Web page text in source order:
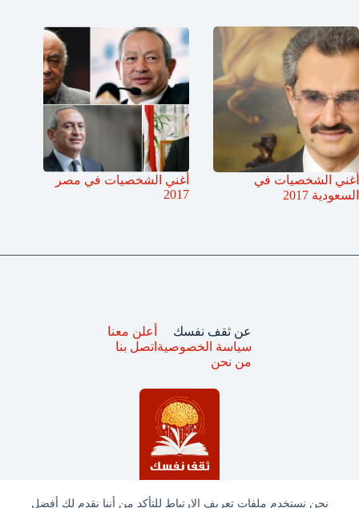
نحن نستخدم ملفات تعريف الارتباط للتأكد من أننا نقدم لك أفضل
أغني الشخصيات في
السعودية 2017
أغني الشخصيات في مصر
2017
عن ثقف نفسك
سياسة الخصوصية
من نحن
أعلن معنا
اتصل بنا